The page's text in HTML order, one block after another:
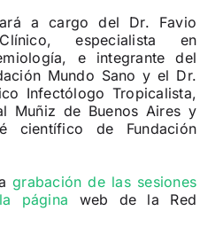
a cargo del Dr. Favio
especialista en
e integrante del
Mundo Sano y el Dr.
Infectólogo Tropicalista,
Muñiz de Buenos Aires y
científico de Fundación
grabación de las sesiones
página web de la Red